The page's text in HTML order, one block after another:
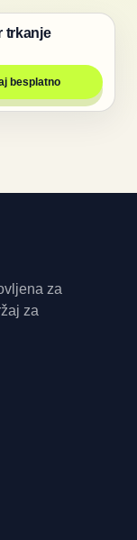
trkanje
besplatno
za
za